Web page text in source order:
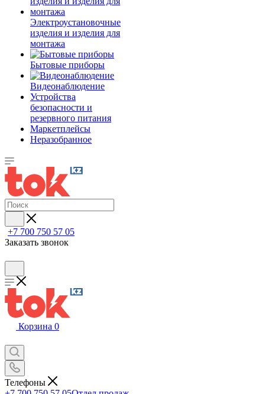
Электроустановочные
изделия и изделия для
монтажа
Бытовые приборы
Видеонаблюдение
Устройства
безопасности и
резервного питания
Маркетплейсы
Неразобранное
+7 700 750 57 05
Заказать звонок
Корзина 0
Телефоны